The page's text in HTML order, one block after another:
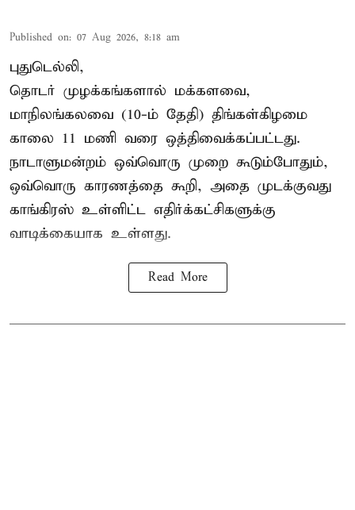
Published on: 07 Aug 2026, 8:18 am
புதுடெல்லி,
தொடர் முழக்கங்களால் மக்களவை,
மாநிலங்கலவை (10-ம் தேதி) திங்கள்கிழமை
காலை 11 மணி வரை ஒத்திவைக்கப்பட்டது.
நாடாளுமன்றம் ஒவ்வொரு முறை கூடும்போதும்,
ஒவ்வொரு காரணத்தை கூறி, அதை முடக்குவது
காங்கிரஸ் உள்ளிட்ட எதிர்க்கட்சிகளுக்கு
வாடிக்கையாக உள்ளது.
Read More